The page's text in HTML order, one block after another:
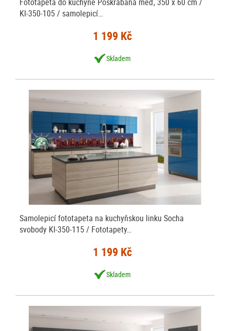
KI-350-105 / samolepicí…
1 199 Kč
Skladem
Samolepicí fototapeta na kuchyňskou linku Socha
svobody KI-350-115 / Fototapety…
1 199 Kč
Skladem